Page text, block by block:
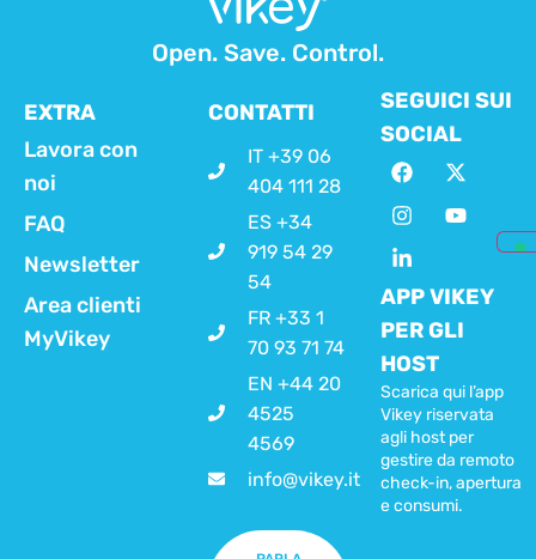
Open. Save. Control.
EXTRA
Lavora con
noi
FAQ
Newsletter
Area clienti
MyVikey
CONTATTI
IT +39 06
404 111 28
ES +34
919 54 29
54
FR +33 1
70 93 71 74
EN +44 20
4525
4569
info@vikey.it
SEGUICI SUI
SOCIAL
APP VIKEY
PER GLI
HOST
Scarica qui l’app
Vikey riservata
agli host per
gestire da remoto
check-in, apertura
e consumi.